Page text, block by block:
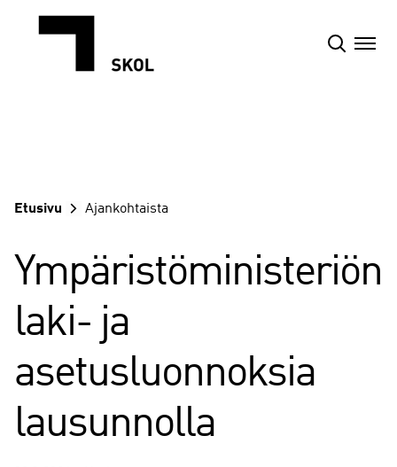
sisältöön
Etusivu Ajankohtaista
Ympäristöministeriön
laki- ja
asetusluonnoksia
lausunnolla